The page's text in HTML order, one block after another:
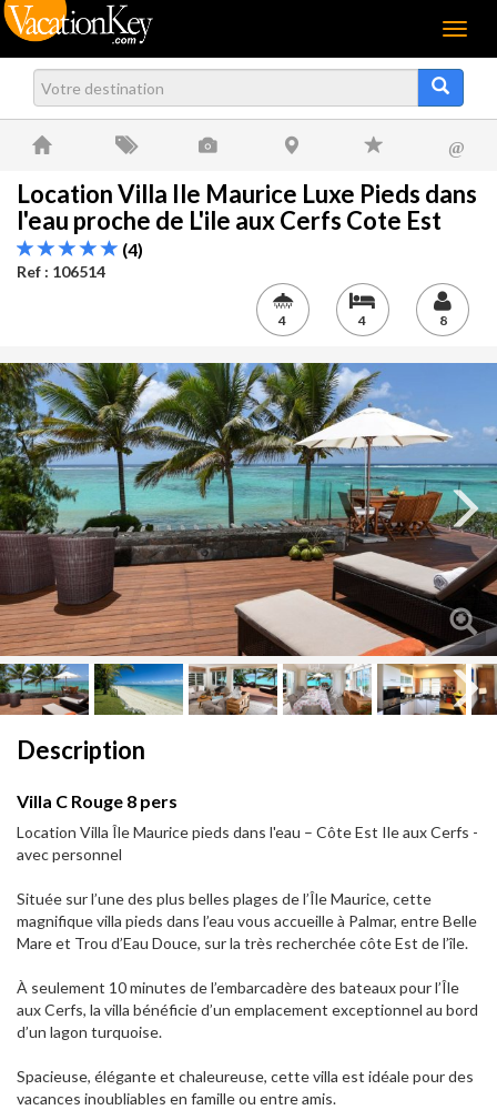
Menu
@
Location Villa Ile Maurice Luxe Pieds dans
l'eau proche de L'ile aux Cerfs Cote Est
(4)
Ref : 106514
4 4 8
Next
Description
Villa C Rouge 8 pers
Location Villa Île Maurice pieds dans l'eau – Côte Est Ile aux Cerfs -
avec personnel
Située sur l’une des plus belles plages de l’Île Maurice, cette
magnifique villa pieds dans l’eau vous accueille à Palmar, entre Belle
Mare et Trou d’Eau Douce, sur la très recherchée côte Est de l’île.
À seulement 10 minutes de l’embarcadère des bateaux pour l’Île
aux Cerfs, la villa bénéficie d’un emplacement exceptionnel au bord
d’un lagon turquoise.
Spacieuse, élégante et chaleureuse, cette villa est idéale pour des
vacances inoubliables en famille ou entre amis.